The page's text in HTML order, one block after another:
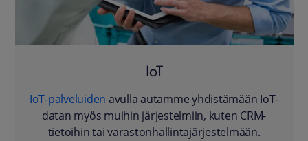
IoT
IoT-palveluiden avulla autamme yhdistämään IoT-
datan myös muihin järjestelmiin, kuten CRM-
tietoihin tai varastonhallintajärjestelmään.